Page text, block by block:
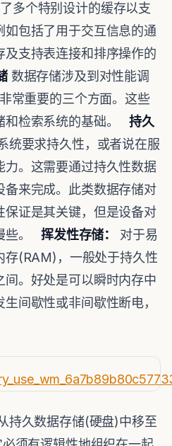
多个特别设计的缓存以支
包括了用于交互信息的通
支持表连接和排序操作的
数据存储涉及到对性能调
常重要的三个方面。这些
和检索系统的基础。 持久
统要求持久性，或者说在服
力。这需要通过持久性数据
来完成。此类数据存储对
保证是其关键，但是设备对
些。挥发性存储：
对于易
存(RAM)，一般处于持久性
间。好处是可以瞬时内存中
间歇性或非间歇性断电，
持久数据存储(硬盘)中移至